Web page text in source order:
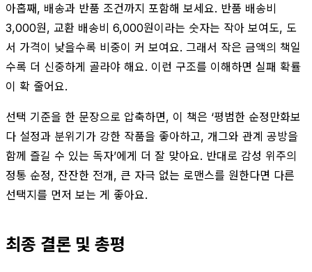
아홉째, 배송과 반품 조건까지 포함해 보세요. 반품 배송비
3,000원, 교환 배송비 6,000원이라는 숫자는 작아 보여도, 도
서 가격이 낮을수록 비중이 커 보여요. 그래서 작은 금액의 책일
수록 더 신중하게 골라야 해요. 이런 구조를 이해하면 실패 확률
이 확 줄어요.
선택 기준을 한 문장으로 압축하면, 이 책은 ‘평범한 순정만화보
다 설정과 분위기가 강한 작품을 좋아하고, 개그와 관계 공방을
함께 즐길 수 있는 독자’에게 더 잘 맞아요. 반대로 감성 위주의
정통 순정, 잔잔한 전개, 큰 자극 없는 로맨스를 원한다면 다른
선택지를 먼저 보는 게 좋아요.
최종 결론 및 총평